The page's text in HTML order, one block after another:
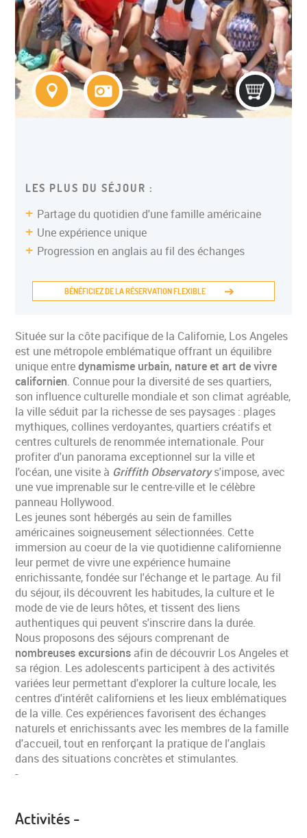
COLONIE ITINERANTE ADO
LES PLUS DU SÉJOUR :
Partage du quotidien d'une famille américaine
Une expérience unique
Progression en anglais au fil des échanges
BÉNÉFICIEZ DE LA RÉSERVATION FLEXIBLE
Située sur la côte pacifique de la Californie, Los Angeles
est une métropole emblématique offrant un équilibre
unique entredynamisme urbain, nature et art de vivre
californien. Connue pour la diversité de ses quartiers,
son influence culturelle mondiale et son climat agréable,
la ville séduit par la richesse de ses paysages : plages
mythiques, collines verdoyantes, quartiers créatifs et
centres culturels de renommée internationale. Pour
profiter d'un panorama exceptionnel sur la ville et
l'océan, une visite à Griffith Observatorys'impose, avec
une vue imprenable sur le centre-ville et le célèbre
panneau Hollywood.
Les jeunes sont hébergés au sein de familles
américaines soigneusement sélectionnées. Cette
immersion au coeur de la vie quotidienne californienne
leur permet de vivre une expérience humaine
enrichissante, fondée sur l'échange et le partage. Au fil
du séjour, ils découvrent les habitudes, la culture et le
mode de vie de leurs hôtes, et tissent des liens
authentiques qui peuvent s'inscrire dans la durée.
Nous proposons des séjours comprenant de
nombreuses excursions afin de découvrir Los Angeles et
sa région. Les adolescents participent à des activités
variées leur permettant d'explorer la culture locale, les
centres d'intérêt californiens et les lieux emblématiques
de la ville. Ces expériences favorisent des échanges
naturels et enrichissants avec les membres de la famille
d'accueil, tout en renforçant la pratique de l'anglais
dans des situations concrètes et stimulantes.
-
Activités -